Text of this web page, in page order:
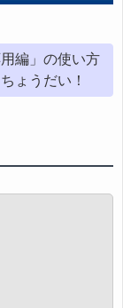
編」の使い方
ょうだい！